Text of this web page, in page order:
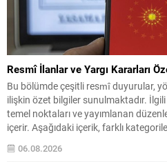
Resmî İlanlar ve Yargı Kararları
Bu bölümde çeşitli resmî duyurular,
ilişkin özet bilgiler sunulmaktadır.
temel noktaları ve yayımlanan
içerir. Aşağıdaki içerik, farklı
kolay okunur biçimde düzenlenmiş
çizili şekilde vurgulanmıştır; böylece
06.08.2026